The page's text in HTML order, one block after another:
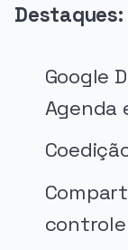
Destaques:
Google
Agenda